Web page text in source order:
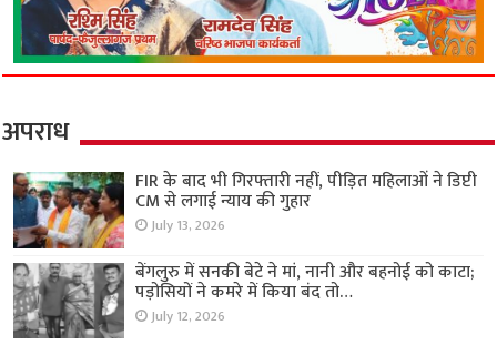
अपराध
FIR के बाद भी गिरफ्तारी नहीं, पीड़ित महिलाओं ने डिप्टी
CM से लगाई न्याय की गुहार
July 13, 2026
बेंगलुरु में सनकी बेटे ने मां, नानी और बहनोई को काटा;
पड़ोसियों ने कमरे में किया बंद तो…
July 12, 2026